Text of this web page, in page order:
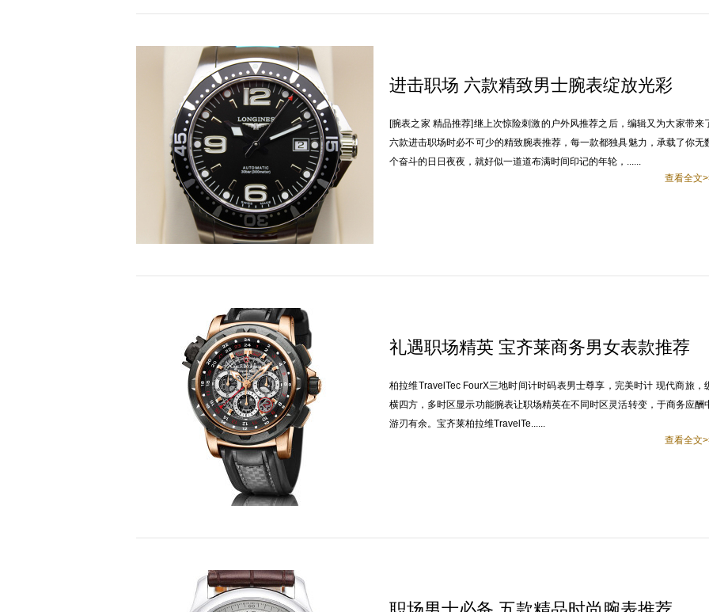
进击职场 六款精致男士腕表绽放光彩
[腕表之家 精品推荐]继上次惊险刺激的户外风推荐之后，编辑又为大家带来
六款进击职场时必不可少的精致腕表推荐，每一款都独具魅力，承载了你无
个奋斗的日日夜夜，就好似一道道布满时间印记的年轮，......
查看全文
礼遇职场精英 宝齐莱商务男女表款推荐
柏拉维TravelTec FourX三地时间计时码表男士尊享，完美时计 现代商旅，
横四方，多时区显示功能腕表让职场精英在不同时区灵活转变，于商务应酬
游刃有余。宝齐莱柏拉维TravelTe......
查看全文